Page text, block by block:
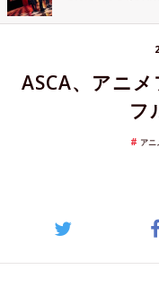
ASCA、アニ
フ
アニ